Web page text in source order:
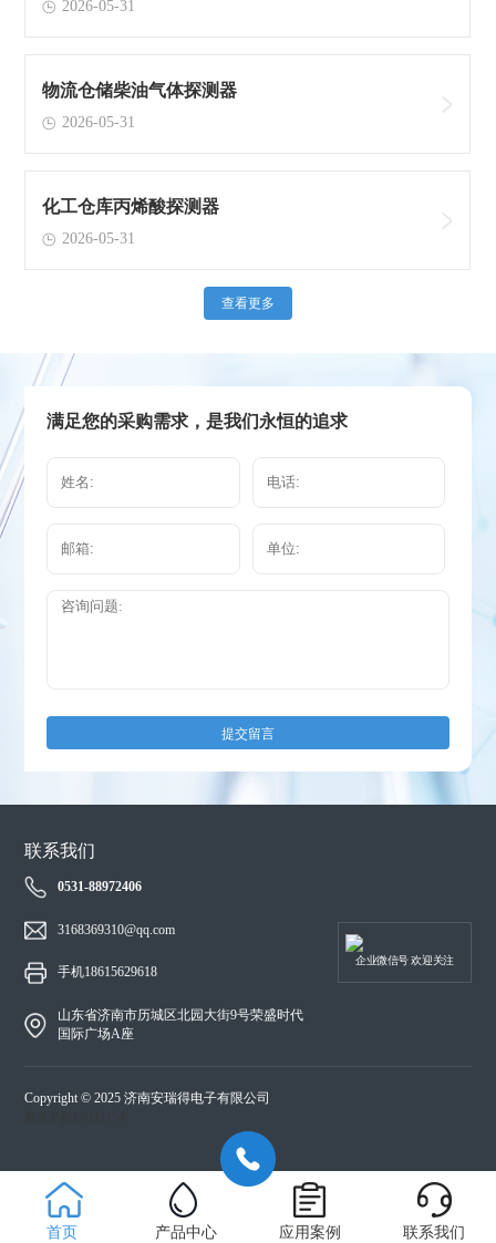
2026-05-31
物流仓储柴油气体探测器
2026-05-31
化工仓库丙烯酸探测器
2026-05-31
查看更多
满足您的采购需求，是我们永恒的追求
提交留言
联系我们
0531-88972406
3168369310@qq.com
手机18615629618
山东省济南市历城区北园大街9号荣盛时代
国际广场A座
企业微信号 欢迎关注
Copyright © 2025 济南安瑞得电子有限公司
首页 产品中心 应用案例 联系我们